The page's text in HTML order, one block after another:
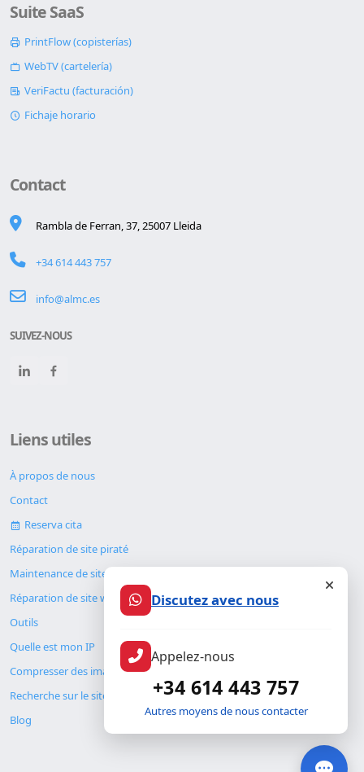
Suite SaaS
PrintFlow (copisterías)
WebTV (cartelería)
VeriFactu (facturación)
Fichaje horario
Contact
Rambla de Ferran, 37, 25007 Lleida
+34 614 443 757
info@almc.es
SUIVEZ-NOUS
Liens utiles
À propos de nous
Contact
Reserva cita
Réparation de site piraté
Maintenance de site web
Réparation de site web
Outils
Quelle est mon IP
Compresser des images
Recherche sur le site
Blog
Discutez avec nous
Appelez-nous
+34 614 443 757
Autres moyens de nous contacter